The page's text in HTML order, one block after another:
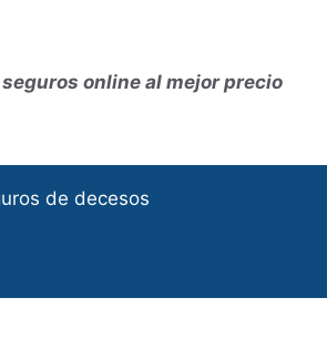
online al mejor precio
de decesos